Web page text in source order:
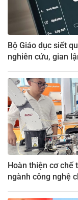
Bộ Giáo dục siết
nghiên cứu, gian
Hoàn thiện cơ chế
ngành công nghệ